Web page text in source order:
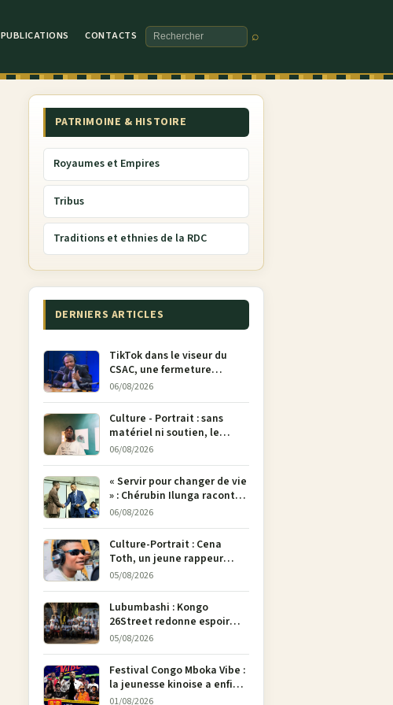
PUBLICATIONS CONTACTS
Rechercher
⌕
PATRIMOINE & HISTOIRE
Royaumes et Empires
Tribus
Traditions et ethnies de la RDC
DERNIERS ARTICLES
TikTok dans le viseur du
CSAC, une fermeture
envisagée pour contrer la
propagande du M23
06/08/2026
Culture - Portrait : sans
matériel ni soutien, le
dessinateur Justin
Mulengera refuse de poser
son crayon
06/08/2026
« Servir pour changer de vie
» : Chérubin Ilunga raconte
le parcours du député
Tshimbu en 137 pages
06/08/2026
Culture-Portrait : Cena
Toth, un jeune rappeur
déterminé à faire entendre
05/08/2026
Lubumbashi : Kongo
26Street redonne espoir
aux enfants de la rue par
05/08/2026
Festival Congo Mboka Vibe :
la jeunesse kinoise a enfin
sa plateforme de culture
01/08/2026